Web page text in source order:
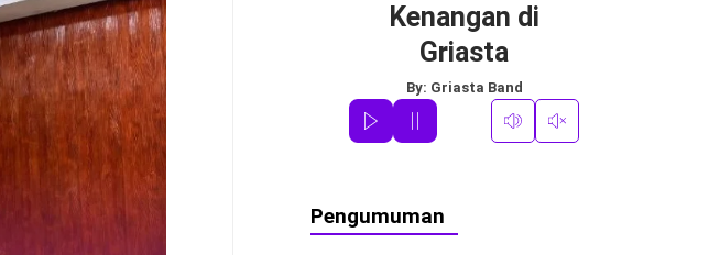
Kenangan di
Griasta
By: Griasta Band
Pengumuman